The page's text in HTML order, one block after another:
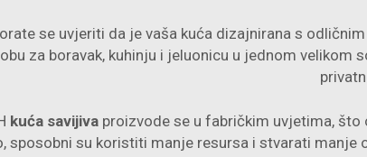
se uvjeriti da je vaša kuća dizajnirana s
za boravak, kuhinju i jeluonicu u jednom
kuća savijiva proizvode se u fabričkim uvjetima,
sposobni su koristiti manje resursa i stvarati